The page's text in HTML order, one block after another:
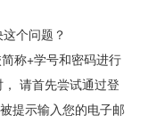
个问题？
+学号和密码进行
请首先尝试通过登
提示输入您的电子邮